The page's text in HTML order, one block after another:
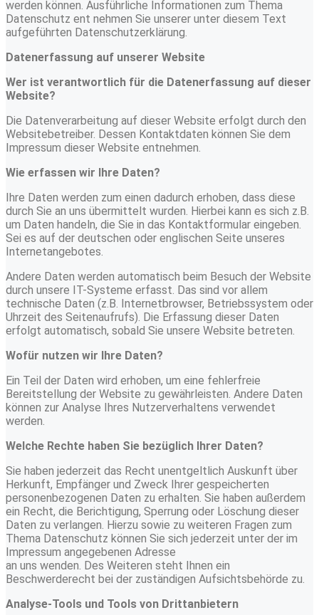
werden können. Ausführliche Informationen zum Thema
Datenschutz ent nehmen Sie unserer unter diesem Text
aufgeführten Datenschutzerklärung.
Datenerfassung auf unserer Website
Wer ist verantwortlich für die Datenerfassung auf dieser
Website?
Die Datenverarbeitung auf dieser Website erfolgt durch den
Websitebetreiber. Dessen Kontaktdaten können Sie dem
Impressum dieser Website entnehmen.
Wie erfassen wir Ihre Daten?
Ihre Daten werden zum einen dadurch erhoben, dass diese
durch Sie an uns übermittelt wurden. Hierbei kann es sich z.B.
um Daten handeln, die Sie in das Kontaktformular eingeben.
Sei es auf der deutschen oder englischen Seite unseres
Internetangebotes.
Andere Daten werden automatisch beim Besuch der Website
durch unsere IT-Systeme erfasst. Das sind vor allem
technische Daten (z.B. Internetbrowser, Betriebssystem oder
Uhrzeit des Seitenaufrufs). Die Erfassung dieser Daten
erfolgt automatisch, sobald Sie unsere Website betreten.
Wofür nutzen wir Ihre Daten?
Ein Teil der Daten wird erhoben, um eine fehlerfreie
Bereitstellung der Website zu gewährleisten. Andere Daten
können zur Analyse Ihres Nutzerverhaltens verwendet
werden.
Welche Rechte haben Sie bezüglich Ihrer Daten?
Sie haben jederzeit das Recht unentgeltlich Auskunft über
Herkunft, Empfänger und Zweck Ihrer gespeicherten
personenbezogenen Daten zu erhalten. Sie haben außerdem
ein Recht, die Berichtigung, Sperrung oder Löschung dieser
Daten zu verlangen. Hierzu sowie zu weiteren Fragen zum
Thema Datenschutz können Sie sich jederzeit unter der im
Impressum angegebenen Adresse
an uns wenden. Des Weiteren steht Ihnen ein
Beschwerderecht bei der zuständigen Aufsichtsbehörde zu.
Analyse-Tools und Tools von Drittanbietern